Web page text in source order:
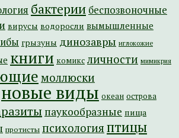
бактерии беспозвоночные
вирусы водоросли вымышленные
грызуны динозавры иглокожие
книги комикс личности мимикрия
моллюски
новые виды океан острова
паукообразные пища
протисты психология птицы